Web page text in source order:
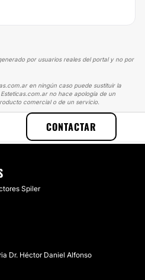
por usuarios reales del portal y no por
en ningún caso puede sustituir la
no hace apología de un
comercial o de un servicio.
CONTACTAR
EXPERIENCIAS SOBRE MESOTERAPIA
CAPILAR
Spiler
Dr. Héctor Daniel Alfonso